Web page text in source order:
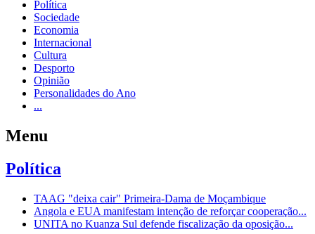
Política
Sociedade
Economia
Internacional
Cultura
Desporto
Opinião
Personalidades do Ano
...
Menu
Política
TAAG "deixa cair" Primeira-Dama de Moçambique
Angola e EUA manifestam intenção de reforçar cooperação...
UNITA no Kuanza Sul defende fiscalização da oposição...